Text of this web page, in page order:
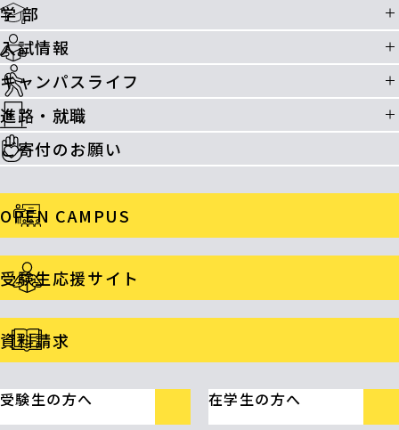
学 部
入試情報
キャンパスライフ
進路・就職
ご寄付のお願い
OPEN CAMPUS
受験生応援サイト
資料請求
受験生の方へ 在学生の方へ